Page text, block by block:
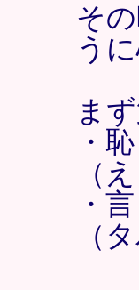
そ
う
ま
・
（
・
（